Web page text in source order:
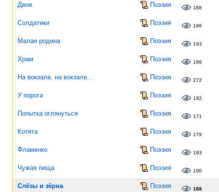
Двое Поэзия 188
Солдатики Поэзия 196
Малая родина Поэзия 193
Храм Поэзия 186
На вокзале, на вокзале... Поэзия 272
У порога Поэзия 192
Попытка оглянуться Поэзия 171
Котята Поэзия 179
Фламенко Поэзия 193
Чужая пища Поэзия 190
Слёзы и зёрна Поэзия 188